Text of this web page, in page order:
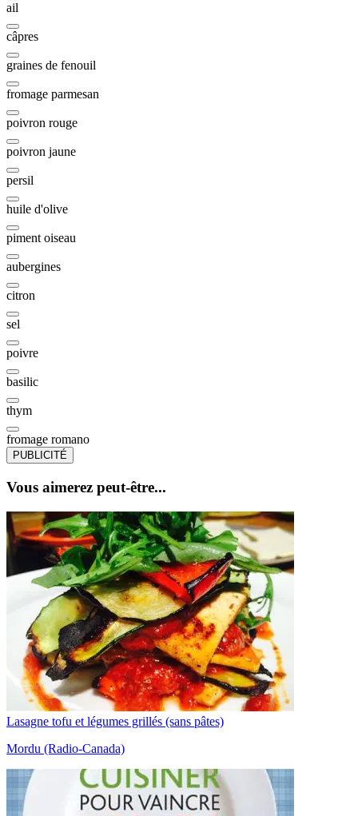
ail
câpres
graines de fenouil
fromage parmesan
poivron rouge
poivron jaune
persil
huile d'olive
piment oiseau
aubergines
citron
sel
poivre
basilic
thym
fromage romano
PUBLICITÉ
Vous aimerez peut-être...
Lasagne tofu et légumes grillés (sans pâtes)
Mordu (Radio-Canada)